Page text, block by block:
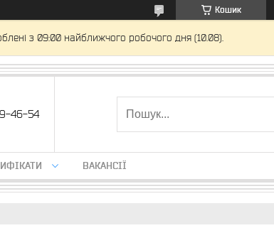
Кошик
з 09:00 найближчого робочого дня (10.08).
46-54
ВАКАНСІЇ